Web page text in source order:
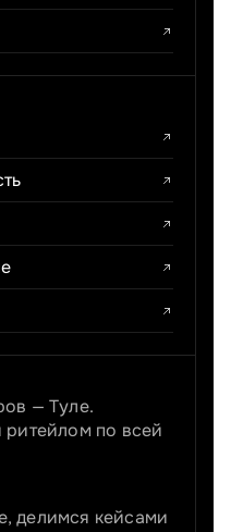
— Туле.
по всей
делимся кейсами